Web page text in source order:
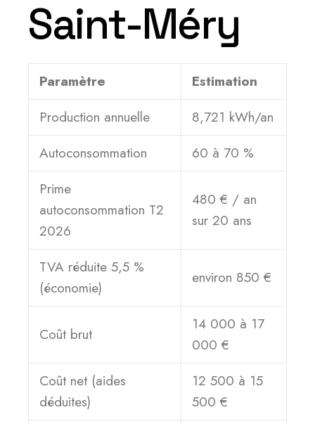
Saint-Méry
Paramètre
Estimation
Production annuelle
8,721 kWh/an
Autoconsommation
60 à 70 %
Prime
autoconsommation T2
2026
480 € / an
sur 20 ans
TVA réduite 5,5 %
(économie)
environ 850 €
Coût brut
14 000 à 17
000 €
Coût net (aides
déduites)
12 500 à 15
500 €